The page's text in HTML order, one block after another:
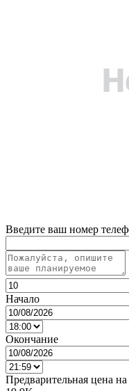
Введите ваш номер
Начало
Окончание
Предварительная цена